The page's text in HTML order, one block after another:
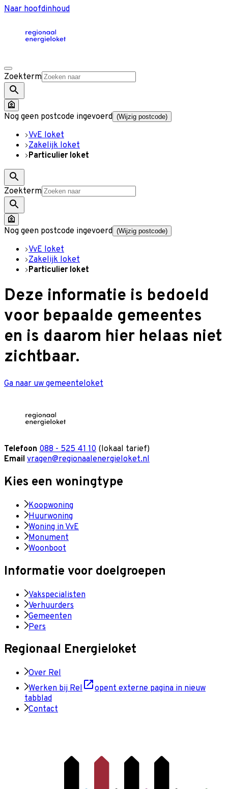
Naar hoofdinhoud
Zoekterm
Nog geen postcode ingevoerd (Wijzig postcode)
VvE loket
Zakelijk loket
Particulier loket
Zoekterm
Nog geen postcode ingevoerd (Wijzig postcode)
VvE loket
Zakelijk loket
Particulier loket
Deze informatie is bedoeld
voor bepaalde gemeentes
en is daarom hier helaas niet
zichtbaar.
Ga naar uw gemeenteloket
Telefoon 088 - 525 41 10 (lokaal tarief)
Email vragen@regionaalenergieloket.nl
Kies een woningtype
Koopwoning
Huurwoning
Woning in VvE
Monument
Woonboot
Informatie voor doelgroepen
Vakspecialisten
Verhuurders
Gemeenten
Pers
Regionaal Energieloket
Over Rel
Werken bij Rel
opent externe pagina in nieuw
tabblad
Contact